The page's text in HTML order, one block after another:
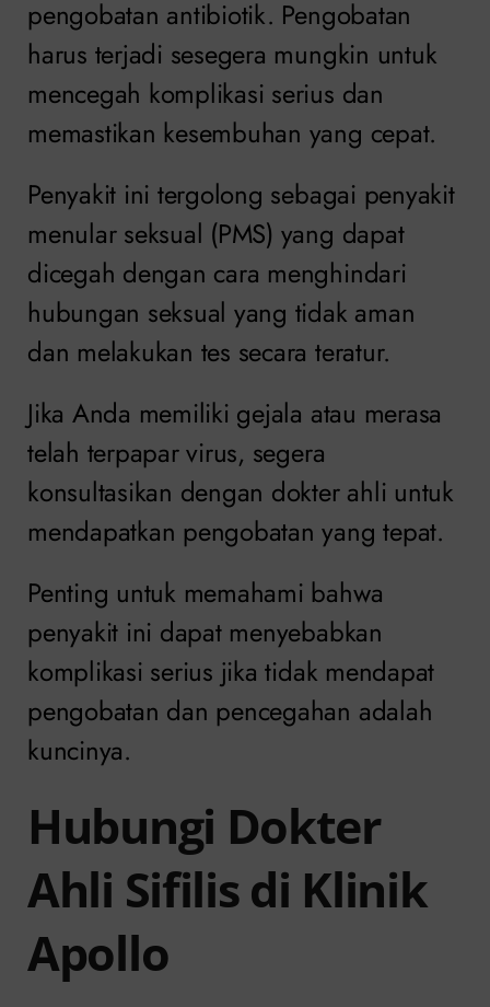
pengobatan antibiotik. Pengobatan
harus terjadi sesegera mungkin untuk
mencegah komplikasi serius dan
memastikan kesembuhan yang cepat.
Penyakit ini tergolong sebagai penyakit
menular seksual (PMS) yang dapat
dicegah dengan cara menghindari
hubungan seksual yang tidak aman
dan melakukan tes secara teratur.
Jika Anda memiliki gejala atau merasa
telah terpapar virus, segera
konsultasikan dengan dokter ahli untuk
mendapatkan pengobatan yang tepat.
Penting untuk memahami bahwa
penyakit ini dapat menyebabkan
komplikasi serius jika tidak mendapat
pengobatan dan pencegahan adalah
kuncinya.
Hubungi Dokter
Ahli Sifilis di Klinik
Apollo